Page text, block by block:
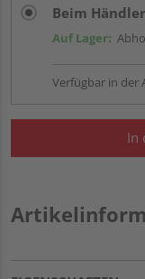
Beim
Auf Lager:
Verfügbar in der
In